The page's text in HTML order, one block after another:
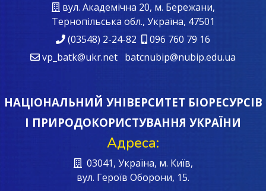
вул. Академічна 20, м. Бережани,
Тернопільська обл., Україна, 47501
(03548) 2-24-82
096 760 79 16
vp_batk@ukr.net batcnubip@nubip.edu.ua
НАЦІОНАЛЬНИЙ УНІВЕРСИТЕТ БІОРЕСУРСІВ
І ПРИРОДОКОРИСТУВАННЯ УКРАЇНИ
Адреса:
03041, Україна, м. Київ,
вул. Героїв Oборони, 15.